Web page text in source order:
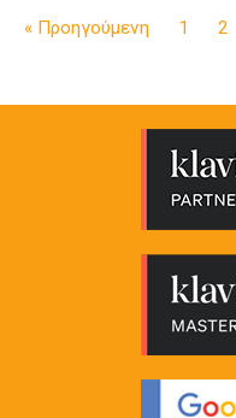
« Προηγούμενη 1 2